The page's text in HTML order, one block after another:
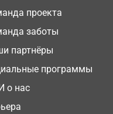
проекта
заботы
партнёры
программы
о нас